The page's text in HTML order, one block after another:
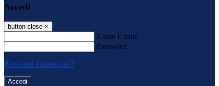
Accedi
button close ×
Nome Utente
Password
Password dimenticata?